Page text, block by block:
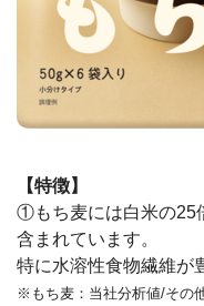
【特徴】
①もち麦には白米の25
含まれています。
特に水溶性食物繊維が
※もち麦：当社分析値/その